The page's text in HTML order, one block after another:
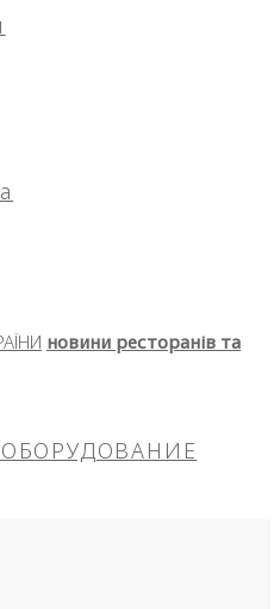
новини ресторанів та